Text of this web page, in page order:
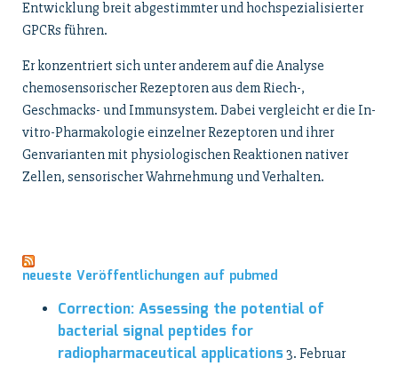
Entwicklung breit abgestimmter und hochspezialisierter
GPCRs führen.
Er konzentriert sich unter anderem auf die Analyse
chemosensorischer Rezeptoren aus dem Riech-,
Geschmacks- und Immunsystem. Dabei vergleicht er die In-
vitro-Pharmakologie einzelner Rezeptoren und ihrer
Genvarianten mit physiologischen Reaktionen nativer
Zellen, sensorischer Wahrnehmung und Verhalten.
neueste Veröffentlichungen auf pubmed
Correction: Assessing the potential of
bacterial signal peptides for
radiopharmaceutical applications3. Februar